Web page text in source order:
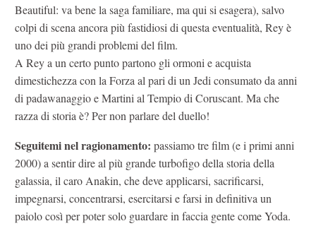
Beautiful: va bene la saga familiare, ma qui si esagera), salvo
colpi di scena ancora più fastidiosi di questa eventualità, Rey è
uno dei più grandi problemi del film.
A Rey a un certo punto partono gli ormoni e acquista
dimestichezza con la Forza al pari di un Jedi consumato da anni
di padawanaggio e Martini al Tempio di Coruscant. Ma che
razza di storia è? Per non parlare del duello!
Seguitemi nel ragionamento: passiamo tre film (e i primi anni
2000) a sentir dire al più grande turbofigo della storia della
galassia, il caro Anakin, che deve applicarsi, sacrificarsi,
impegnarsi, concentrarsi, esercitarsi e farsi in definitiva un
paiolo così per poter solo guardare in faccia gente come Yoda.